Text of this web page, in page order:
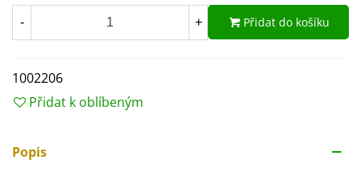
- + Přidat do košíku
1002206
Přidat k oblíbeným
Popis